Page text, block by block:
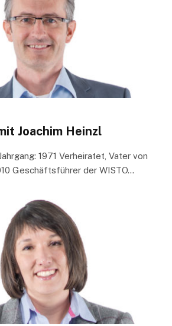
Joachim Heinzl
1971 Verheiratet, Vater von
Geschäftsführer der WISTO…